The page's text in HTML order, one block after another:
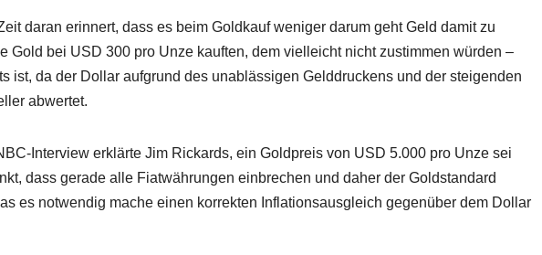
daran erinnert, dass es beim Goldkauf weniger darum geht Geld damit zu
Gold bei USD 300 pro Unze kauften, dem vielleicht nicht zustimmen würden –
ist, da der Dollar aufgrund des unablässigen Gelddruckens und der steigenden
abwertet.
Interview erklärte Jim Rickards, ein Goldpreis von USD 5.000 pro Unze sei
dass gerade alle Fiatwährungen einbrechen und daher der Goldstandard
es notwendig mache einen korrekten Inflationsausgleich gegenüber dem Dollar